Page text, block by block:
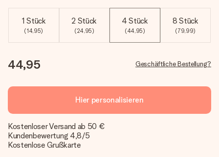
1 Stück
(14,95)
2 Stück
(24,95)
4 Stück
(44,95)
8 Stück
(79,99)
44,95 Geschäftliche Bestellung?
Hier personalisieren
Kostenloser Versand ab 50 €
Kundenbewertung 4,8/5
Kostenlose Grußkarte